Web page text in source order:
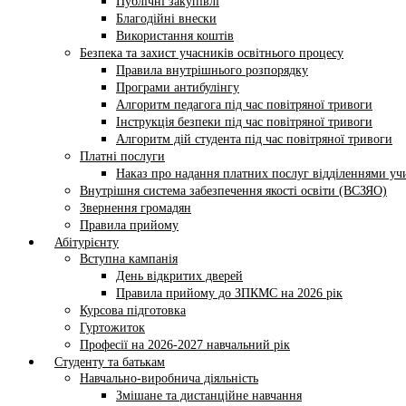
Благодійні внески
Використання коштів
Безпека та захист учасників освітнього процесу
Правила внутрішнього розпорядку
Програми антибулінгу
Алгоритм педагога під час повітряної тривоги
Інструкція безпеки під час повітряної тривоги
Алгоритм дій студента під час повітряної тривоги
Платні послуги
Наказ про надання платних послуг відділеннями
Внутрішня система забезпечення якості освіти (ВСЗЯО)
Звернення громадян
Правила прийому
Абітурієнту
Вступна кампанія
День відкритих дверей
Правила прийому до ЗПКМС на 2026 рік
Курсова підготовка
Гуртожиток
Професії на 2026-2027 навчальний рік
Студенту та батькам
Навчально-виробнича діяльність
Змішане та дистанційне навчання